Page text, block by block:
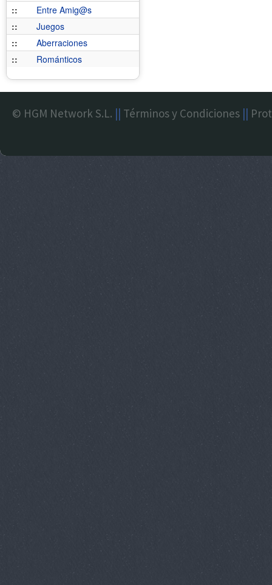
::
Entre Amig@s
::
Juegos
::
Aberraciones
::
Románticos
© HGM Network S.L. || Términos y Condiciones ||